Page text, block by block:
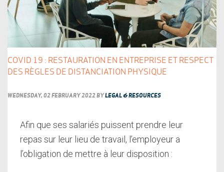
COVID 19 : RESTAURATION EN ENTREPRISE ET RESPECT
DES RÈGLES DE DISTANCIATION PHYSIQUE
WEDNESDAY, 02 FEBRUARY 2022BY LEGAL & RESOURCES
Afin que ses salariés puissent prendre leur
repas sur leur lieu de travail, l’employeur a
l’obligation de mettre à leur disposition :